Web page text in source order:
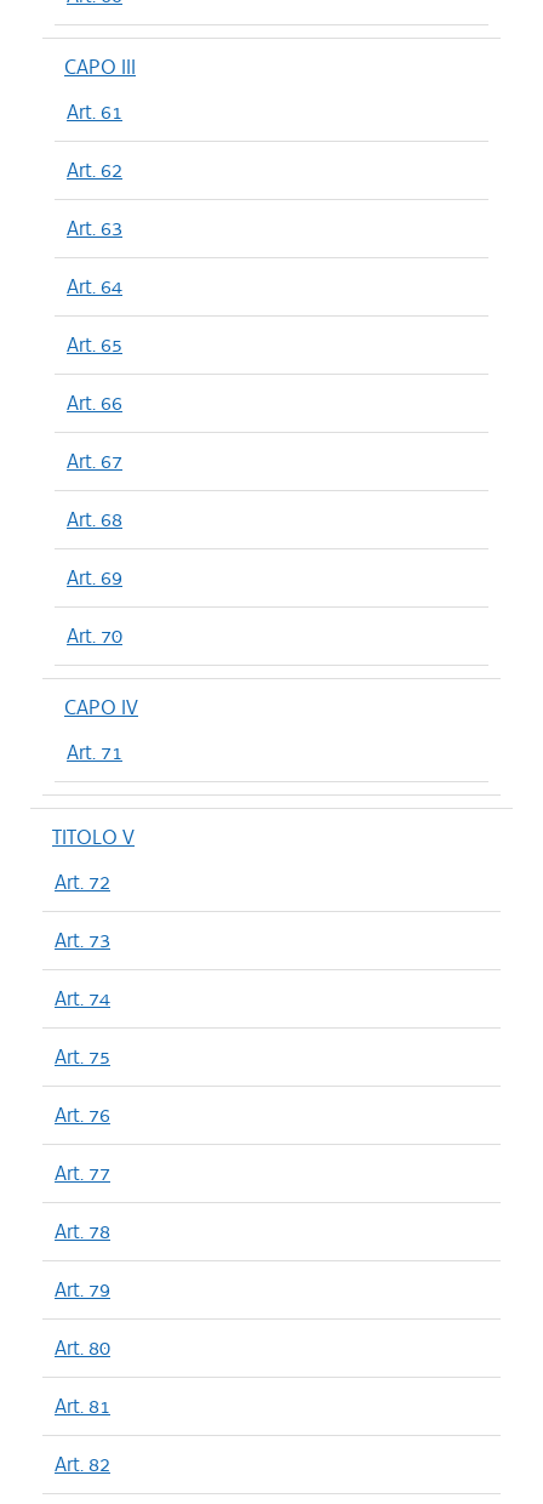
CAPO III
Art. 61
Art. 62
Art. 63
Art. 64
Art. 65
Art. 66
Art. 67
Art. 68
Art. 69
Art. 70
CAPO IV
Art. 71
TITOLO V
Art. 72
Art. 73
Art. 74
Art. 75
Art. 76
Art. 77
Art. 78
Art. 79
Art. 80
Art. 81
Art. 82